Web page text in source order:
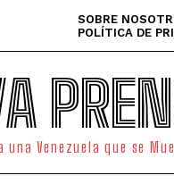
SOBRE
POLÍTICA DE
Venezuela que se